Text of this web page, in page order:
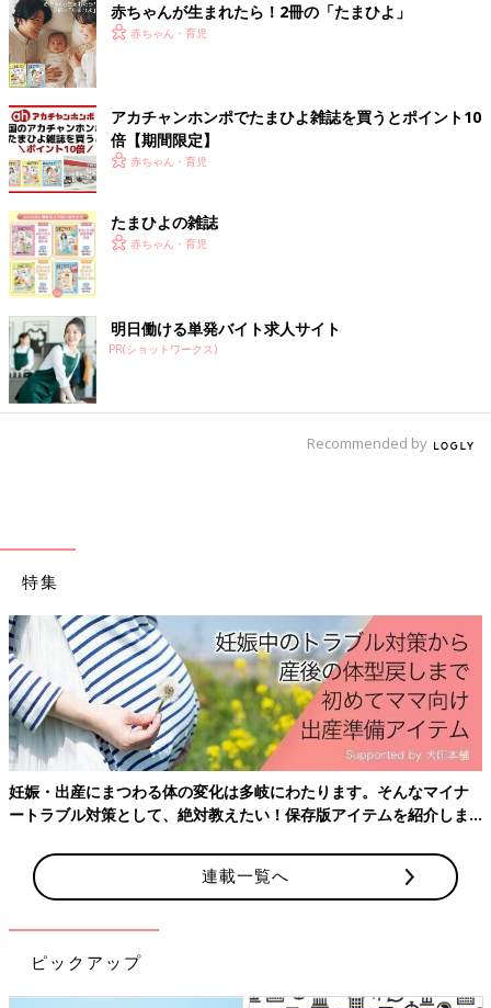
ります？ その頃出口で返します』と、声をかけられてポカー
ン。
我が子はガンガンに歩いてて、ベビーカーは荷物置き場状態では
あったけど……でもねぇ。ちょっと後ろめたかったけど断りまし
た」
「公園で見知らぬ子ども連れから『虫刺されの薬を貸して』と、
言われました。
『塗るタイプしか持っていない』とやんわり断っても『構いませ
んよ〜』と言われ、悩みながらも貸したら。
『掻きむしって大変だったから助かりました〜』と、子どもの血
だらけの腕を見せられて。
え？ そこに塗ったの？ と、驚愕。その塗り薬は泣く泣く捨てま
したよ。
30m先にドラッグストアの看板あるやん！ 」
「わかります！ なんなんでしょう、見知らぬ親子の『貸しても
私は池のある大きな公園で、魚の餌を売店で買って子どもとキャ
すよ〜』と、言ったら『ケチくさ！』と、目を見て言われまし
た。
このほかにもノート型パソコン（個人情報入ってます）、ブラと
ショーツ（使用済みのもの）、高級ロードバイク（数10万円）な
どなど、たくさんの「ありえない貸して」の体験談が届きまし
た。
文／和兎 尊美
投稿を再編集したものです。
赤ちゃんが生まれたら！2冊の「たまひよ」
赤ちゃん・育児
アカチャンホンポでたまひよ雑誌を買うとポイント10
倍【期間限定】
赤ちゃん・育児
たまひよの雑誌
赤ちゃん・育児
明日働ける単発バイト求人サイト
PR(ショットワークス)
Recommended by
特集
妊娠・出産にまつわる体の変化は多岐にわたります。そんなマイナ
ートラブル対策として、絶対教えたい！保存版アイテムを紹介しま
連載一覧へ
ピックアップ